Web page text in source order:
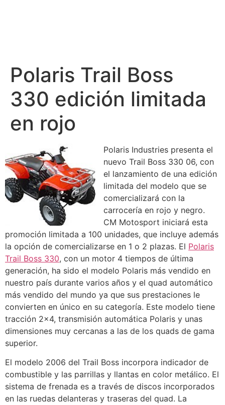
Polaris Trail Boss
330 edición limitada
en rojo
Polaris Industries presenta el
nuevo Trail Boss 330 06, con
el lanzamiento de una edición
limitada del modelo que se
comercializará con la
carrocería en rojo y negro.
CM Motosport iniciará esta
promoción limitada a 100 unidades, que incluye además
la opción de comercializarse en 1 o 2 plazas. El Polaris
Trail Boss 330, con un motor 4 tiempos de última
generación, ha sido el modelo Polaris más vendido en
nuestro país durante varios años y el quad automático
más vendido del mundo ya que sus prestaciones le
convierten en único en su categoría. Este modelo tiene
tracción 2×4, transmisión automática Polaris y unas
dimensiones muy cercanas a las de los quads de gama
superior.
El modelo 2006 del Trail Boss incorpora indicador de
combustible y las parrillas y llantas en color metálico. El
sistema de frenada es a través de discos incorporados
en las ruedas delanteras y traseras del quad. La